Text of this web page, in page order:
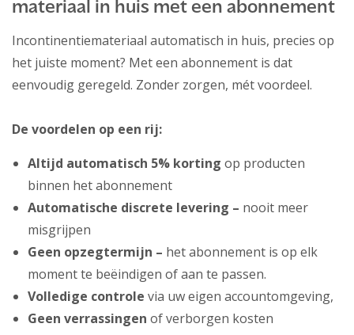
materiaal in huis met een abonnement
Incontinentiemateriaal automatisch in huis, precies op
het juiste moment? Met een abonnement is dat
eenvoudig geregeld. Zonder zorgen, mét voordeel.
De voordelen op een rij:
Altijd automatisch 5% korting op producten
binnen het abonnement
Automatische discrete levering – nooit meer
misgrijpen
Geen opzegtermijn – het abonnement is op elk
moment te beëindigen of aan te passen.
Volledige controle via uw eigen accountomgeving,
Geen verrassingen of verborgen kosten